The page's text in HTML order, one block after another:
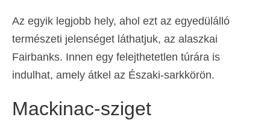
Az egyik legjobb hely, ahol ezt az egyedülálló
természeti jelenséget láthatjuk, az alaszkai
Fairbanks. Innen egy felejthetetlen túrára is
indulhat, amely átkel az Északi-sarkkörön.
Mackinac-sziget